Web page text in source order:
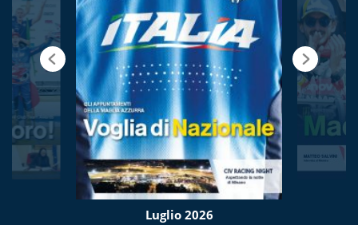
Luglio 2026